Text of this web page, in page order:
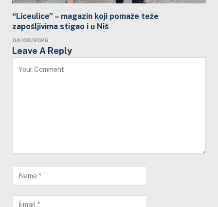
“Liceulice” – magazin koji pomaže teže
zapošljivima stigao i u Niš
04/08/2026
Leave A Reply